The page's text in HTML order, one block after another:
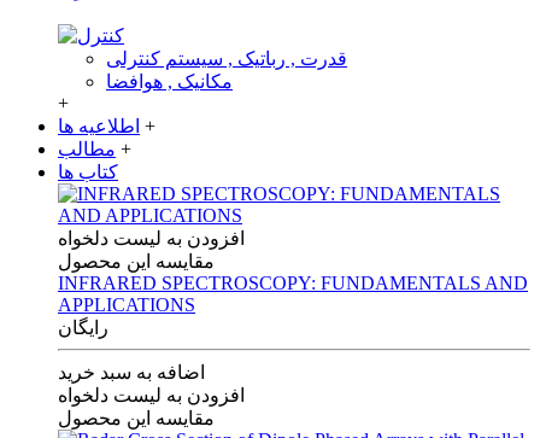
قدرت , رباتیک , سیستم کنترلی
مکانیک , هوافضا
+
اطلاعیه ها +
مطالب +
کتاب ها
افزودن به لیست دلخواه
مقایسه این محصول
INFRARED SPECTROSCOPY: FUNDAMENTALS AND
APPLICATIONS
رایگان
اضافه به سبد خرید
افزودن به لیست دلخواه
مقایسه این محصول